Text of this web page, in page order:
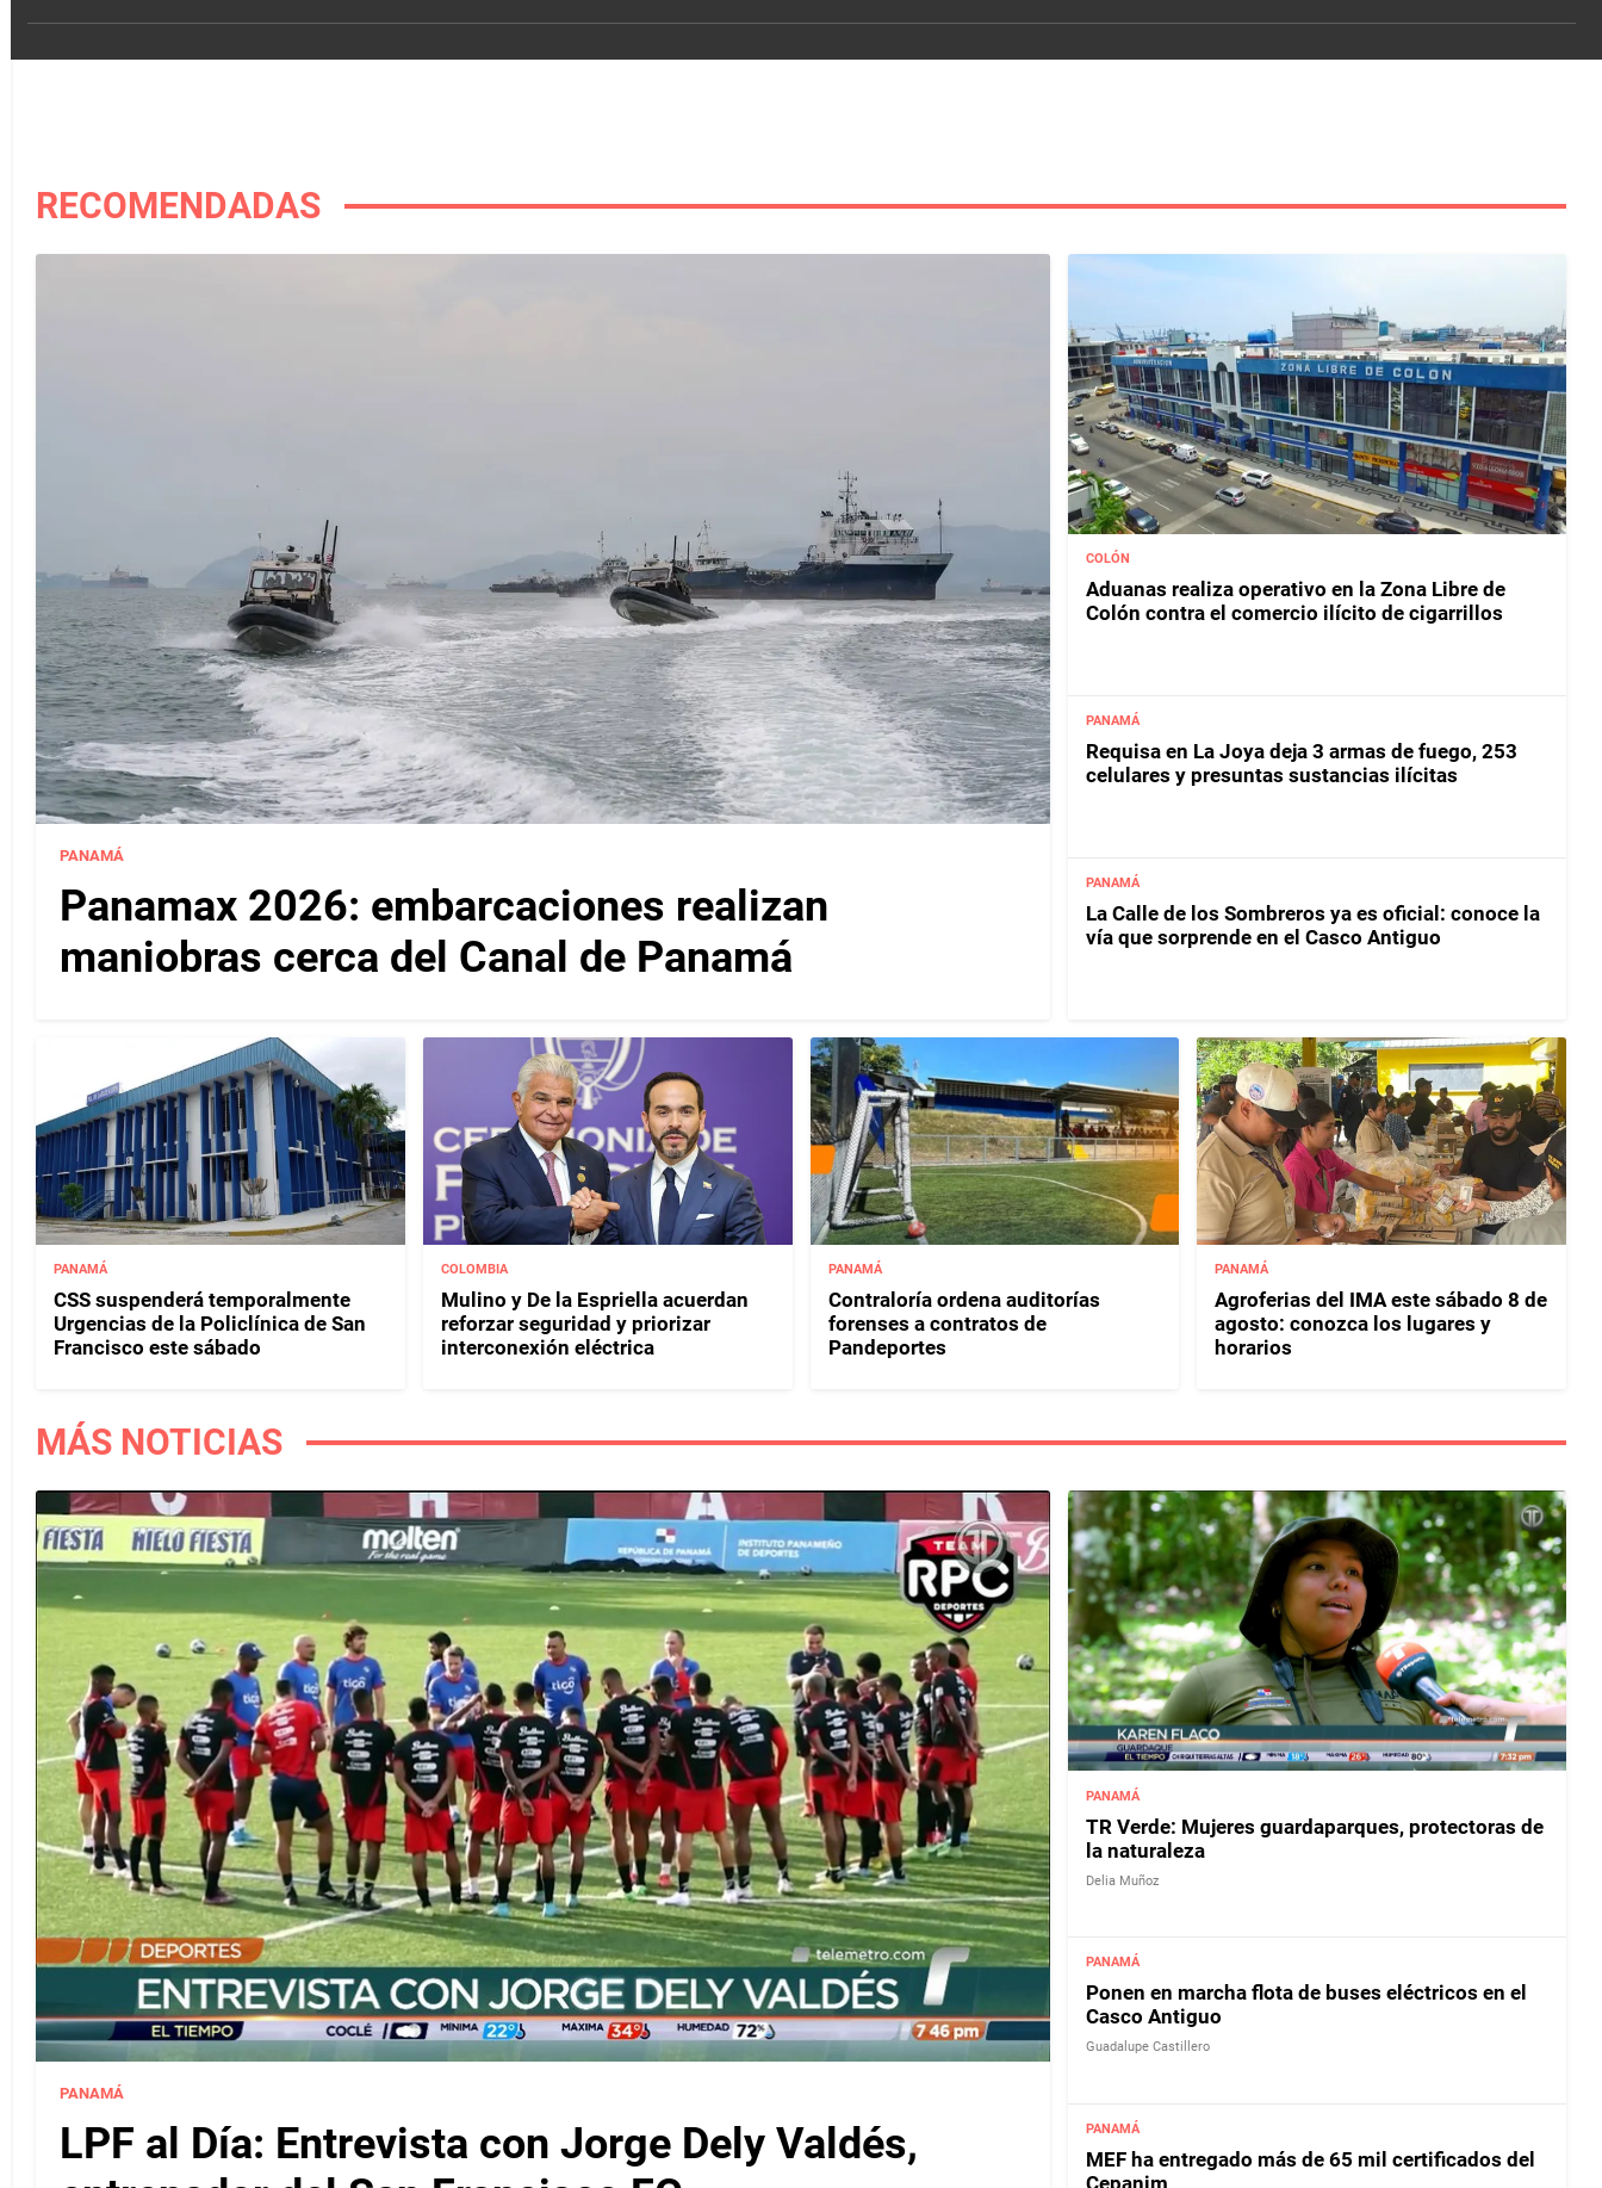
RECOMENDADAS
PANAMÁ
Panamax 2026: embarcaciones realizan
maniobras cerca del Canal de Panamá
COLÓN
Aduanas realiza operativo en la Zona Libre de
Colón contra el comercio ilícito de cigarrillos
PANAMÁ
Requisa en La Joya deja 3 armas de fuego, 253
celulares y presuntas sustancias ilícitas
PANAMÁ
La Calle de los Sombreros ya es oficial: conoce la
vía que sorprende en el Casco Antiguo
PANAMÁ
CSS suspenderá temporalmente
Urgencias de la Policlínica de San
Francisco este sábado
COLOMBIA
Mulino y De la Espriella acuerdan
reforzar seguridad y priorizar
interconexión eléctrica
PANAMÁ
Contraloría ordena auditorías
forenses a contratos de
Pandeportes
PANAMÁ
Agroferias del IMA este sábado 8 de
agosto: conozca los lugares y
horarios
MÁS NOTICIAS
PANAMÁ
LPF al Día: Entrevista con Jorge Dely Valdés,
PANAMÁ
TR Verde: Mujeres guardaparques, protectoras de
la naturaleza
Delia Muñoz
PANAMÁ
Ponen en marcha flota de buses eléctricos en el
Casco Antiguo
Guadalupe Castillero
PANAMÁ
MEF ha entregado más de 65 mil certificados del